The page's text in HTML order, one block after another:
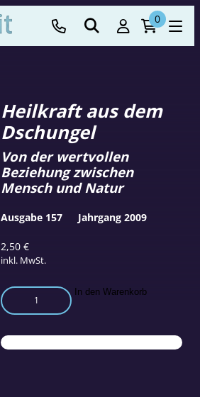
0
Heilkraft aus dem
Dschungel
2,50€
inkl. MwSt.
Von der wertvollen
Beziehung zwischen
Mensch und Natur
Heilkraft
aus
Dschungel
Menge
In den Warenkorb
Ausgabe 157 Jahrgang 2009